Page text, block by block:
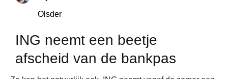
Olsder
ING neemt een beetje
afscheid van de bankpas